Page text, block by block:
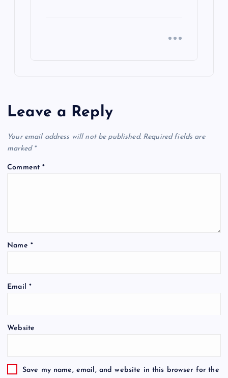
Leave a Reply
Your email address will not be published. Required fields are
marked *
Comment*
Name *
Email *
Website
Save my name, email, and website in this browser for the